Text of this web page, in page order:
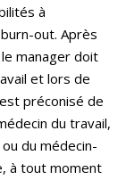
à
out. Après
manager doit
et lors de
préconisé de
du travail,
du médecin-
à tout moment